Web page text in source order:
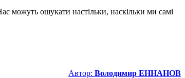
можуть ошукати настільки, наскільки ми самі
Автор: Володимир ЕННАНОВ